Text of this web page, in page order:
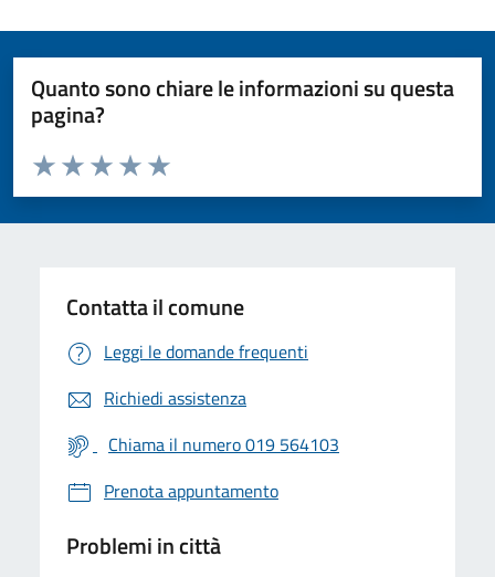
Quanto sono chiare le informazioni su questa
pagina?
Valuta da 1 a 5 stelle la pagina
Valuta 5 stelle su 5
Valuta 4 stelle su 5
Valuta 3 stelle su 5
Valuta 2 stelle su 5
Valuta 1 stelle su 5
Contatta il comune
Leggi le domande frequenti
Richiedi assistenza
Chiama il numero 019 564103
Prenota appuntamento
Problemi in città